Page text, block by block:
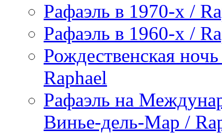
Рафаэль в 1970-х /
Рафаэль в 1960-х /
Рождественская
Raphael
Рафаэль на
Винье-дель-Мар /